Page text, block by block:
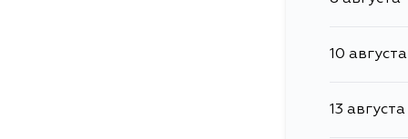
10 августа
13 августа